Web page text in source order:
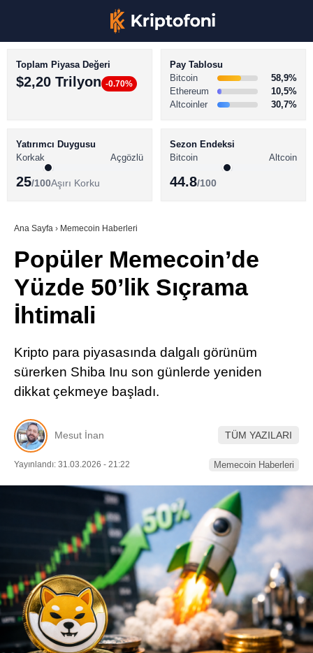
Youtube
TikTok
LinkedIn
BİTCOİN HABERLERİ
ALTCOİN HABERLERİ
SÖZLÜK
Toplam Piyasa Değeri
$2,20 Trilyon -0.70%
Pay Tablosu
Bitcoin
58,9%
Ethereum
10,5%
Altcoinler
30,7%
Yatırımcı Duygusu
Korkak
Açgözlü
25/100Aşırı Korku
Sezon Endeksi
Bitcoin
Altcoin
44.8/100
Ana Sayfa › Memecoin Haberleri
Popüler Memecoin’de
Yüzde 50’lik Sıçrama
İhtimali
Kripto para piyasasında dalgalı görünüm
sürerken Shiba Inu son günlerde yeniden
dikkat çekmeye başladı.
Mesut İnan TÜM YAZILARI
Yayınlandı: 31.03.2026 - 21:22 Memecoin Haberleri